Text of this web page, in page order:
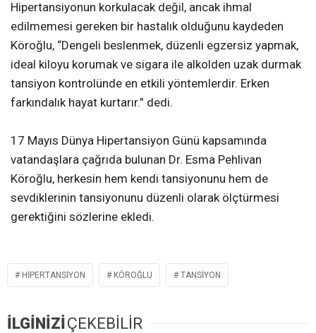
Hipertansiyonun korkulacak değil, ancak ihmal
edilmemesi gereken bir hastalık olduğunu kaydeden
Köroğlu, “Dengeli beslenmek, düzenli egzersiz yapmak,
ideal kiloyu korumak ve sigara ile alkolden uzak durmak
tansiyon kontrolünde en etkili yöntemlerdir. Erken
farkındalık hayat kurtarır.” dedi.
17 Mayıs Dünya Hipertansiyon Günü kapsamında
vatandaşlara çağrıda bulunan Dr. Esma Pehlivan
Köroğlu, herkesin hem kendi tansiyonunu hem de
sevdiklerinin tansiyonunu düzenli olarak ölçtürmesi
gerektiğini sözlerine ekledi.
HIPERTANSIYON KÖROĞLU TANSIYON
İLGİNİZİÇEKEBİLİR